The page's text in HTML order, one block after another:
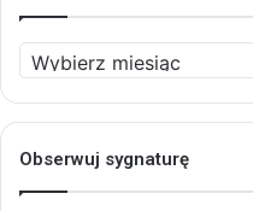
Archiwum
Obserwuj sygnaturę